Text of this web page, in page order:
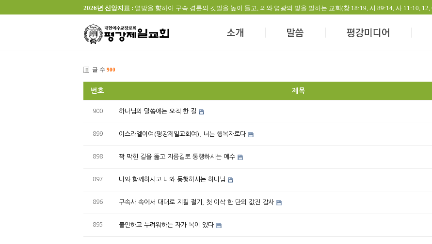
2026년 신앙지표 : 열방을 향하여 구속 경륜의 깃발을 높이 들고, 의와 영광의 빛을 발하는 교회(창 18:19, 시 89:14, 사 11:10, 12,
글 수 900
번호 제목
900 하나님의 말씀에는 오직 한 길
899 이스라엘이여(평강제일교회여), 너는 행복자로다
898 꽉 막힌 길을 뚫고 지름길로 통행하시는 예수
897 나와 함께하시고 나와 동행하시는 하나님
896 구속사 속에서 대대로 지킬 절기, 첫 이삭 한 단의 값진 감사
895 불안하고 두려워하는 자가 복이 있다